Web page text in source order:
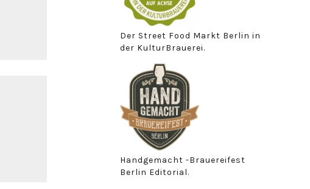
Der Street Food Markt Berlin in
der KulturBrauerei.
Handgemacht -Brauereifest
Berlin Editorial.